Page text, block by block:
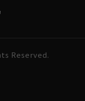
Reserved.